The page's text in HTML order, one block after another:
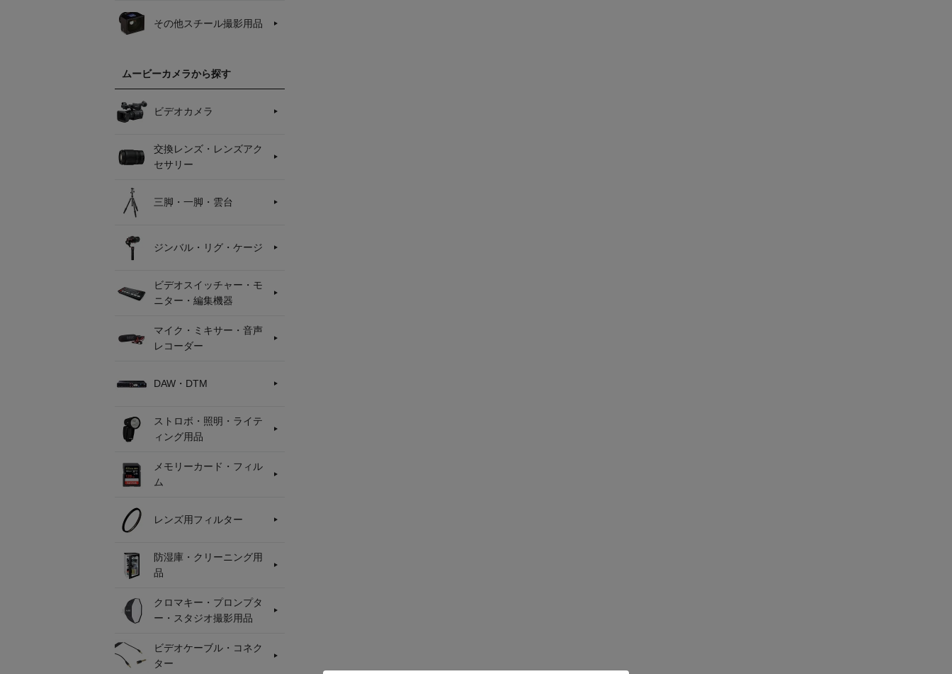
その他スチール撮影用品
ムービーカメラから探す
ビデオカメラ
交換レンズ・レンズアク
セサリー
三脚・一脚・雲台
ジンバル・リグ・ケージ
ビデオスイッチャー・モ
ニター・編集機器
マイク・ミキサー・音声
レコーダー
DAW・DTM
ストロボ・照明・ライテ
ィング用品
メモリーカード・フィル
ム
レンズ用フィルター
防湿庫・クリーニング用
品
クロマキー・プロンプタ
ー・スタジオ撮影用品
ビデオケーブル・コネク
ター